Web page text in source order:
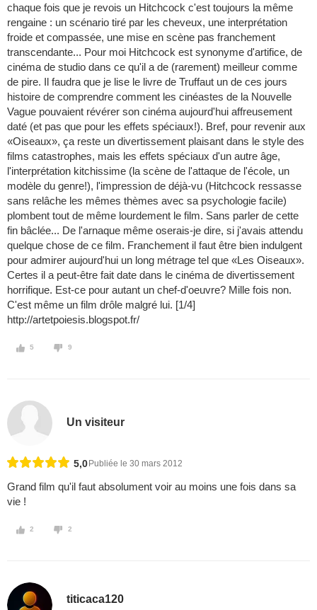
chaque fois que je revois un Hitchcock c'est toujours la même
rengaine : un scénario tiré par les cheveux, une interprétation
froide et compassée, une mise en scène pas franchement
transcendante... Pour moi Hitchcock est synonyme d'artifice, de
cinéma de studio dans ce qu'il a de (rarement) meilleur comme
de pire. Il faudra que je lise le livre de Truffaut un de ces jours
histoire de comprendre comment les cinéastes de la Nouvelle
Vague pouvaient révérer son cinéma aujourd'hui affreusement
daté (et pas que pour les effets spéciaux!). Bref, pour revenir aux
«Oiseaux», ça reste un divertissement plaisant dans le style des
films catastrophes, mais les effets spéciaux d'un autre âge,
l'interprétation kitchissime (la scène de l'attaque de l'école, un
modèle du genre!), l'impression de déjà-vu (Hitchcock ressasse
sans relâche les mêmes thèmes avec sa psychologie facile)
plombent tout de même lourdement le film. Sans parler de cette
fin bâclée... De l'arnaque même oserais-je dire, si j'avais attendu
quelque chose de ce film. Franchement il faut être bien indulgent
pour admirer aujourd'hui un long métrage tel que «Les Oiseaux».
Certes il a peut-être fait date dans le cinéma de divertissement
horrifique. Est-ce pour autant un chef-d'oeuvre? Mille fois non.
C'est même un film drôle malgré lui. [1/4]
http://artetpoiesis.blogspot.fr/
5 9
Un visiteur
5,0 Publiée le 30 mars 2012
Grand film qu'il faut absolument voir au moins une fois dans sa
vie !
2 2
titicaca120